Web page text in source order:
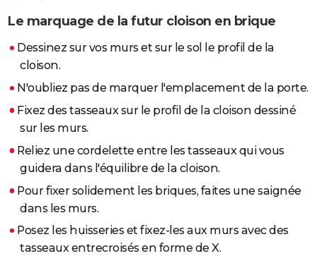
Le marquage de la futur cloison en brique
Dessinez sur vos murs et sur le sol le profil de la
cloison.
N'oubliez pas de marquer l'emplacement de la porte.
Fixez des tasseaux sur le profil de la cloison dessiné
sur les murs.
Reliez une cordelette entre les tasseaux qui vous
guidera dans l'équilibre de la cloison.
Pour fixer solidement les briques, faites une saignée
dans les murs.
Posez les huisseries et fixez-les aux murs avec des
tasseaux entrecroisés en forme de X.